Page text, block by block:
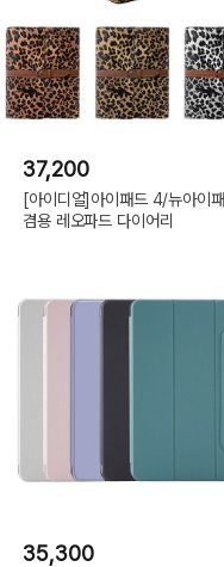
37,200
[아이디얼]아이패드 4/뉴아이
겸용 레오파드 다이어리
35,300